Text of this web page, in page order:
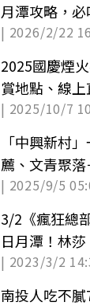
月潭攻略，
茶、甕缸雞
| 2026/2/22
2025國慶煙
賞地點、線
攻略
| 2025/10/7
「中興新村
薦、文青聚
| 2025/9/5
3/2《瘋狂總
日月潭！林
南投夯點
| 2023/3/2
南投人吃不